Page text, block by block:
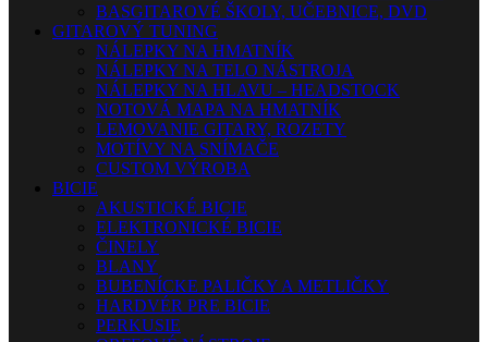
BASGITAROVÉ ŠKOLY, UČEBNICE, DVD
GITAROVÝ TUNING
NÁLEPKY NA HMATNÍK
NÁLEPKY NA TELO NÁSTROJA
NÁLEPKY NA HLAVU – HEADSTOCK
NOTOVÁ MAPA NA HMATNÍK
LEMOVANIE GITARY, ROZETY
MOTÍVY NA SNÍMAČE
CUSTOM VÝROBA
BICIE
AKUSTICKÉ BICIE
ELEKTRONICKÉ BICIE
ČINELY
BLANY
BUBENÍCKE PALIČKY A METLIČKY
HARDVÉR PRE BICIE
PERKUSIE